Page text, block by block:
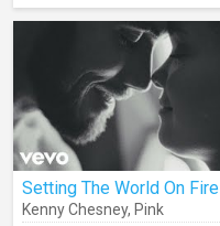
Setting The World On Fire
Kenny Chesney, Pink